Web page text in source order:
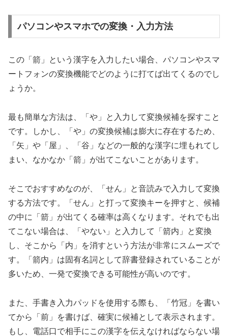
パソコンやスマホでの変換・入力方法
この「箭」という漢字を入力したい場合、パソコンやスマ
ートフォンの変換機能でどのように打てば出てくるのでし
ょうか。
最も簡単な方法は、「や」と入力して変換候補を探すこと
です。しかし、「や」の変換候補は膨大に存在するため、
「矢」や「屋」、「谷」などの一般的な漢字に埋もれてし
まい、なかなか「箭」が出てこないことがあります。
そこでおすすめなのが、「せん」と音読みで入力して変換
する方法です。「せん」と打って変換キーを押すと、候補
の中に「箭」が出てくる確率は高くなります。それでも出
てこない場合は、「やない」と入力して「箭内」と変換
し、そこから「内」を消すという方法が非常にスムーズで
す。「箭内」は固有名詞として辞書登録されていることが
多いため、一発で変換できる可能性が高いのです。
また、手書き入力パッドを使用する際も、「竹冠」を書い
てから「前」を書けば、確実に候補として表示されます。
もし、電話口で相手にこの漢字を伝えなければならない場